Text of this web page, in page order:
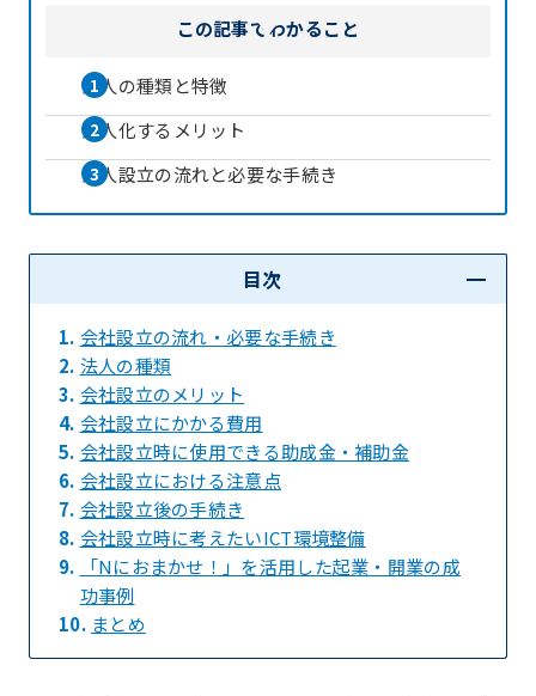
この記事で わかること
法人の種類と特徴
法人化するメリット
法人設立の流れと必要な手続き
目次
1. 会社設立の流れ・必要な手続き
2. 法人の種類
3. 会社設立のメリット
4. 会社設立にかかる費用
5. 会社設立時に使用できる助成金・補助金
6. 会社設立における注意点
7. 会社設立後の手続き
8. 会社設立時に考えたいICT環境整備
9.
「Nにおまかせ！」を活用した起業・開業の成
功事例
10. まとめ